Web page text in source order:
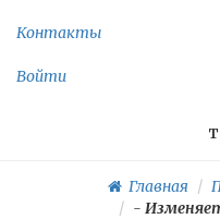
Контакты
Войти
Главная
-